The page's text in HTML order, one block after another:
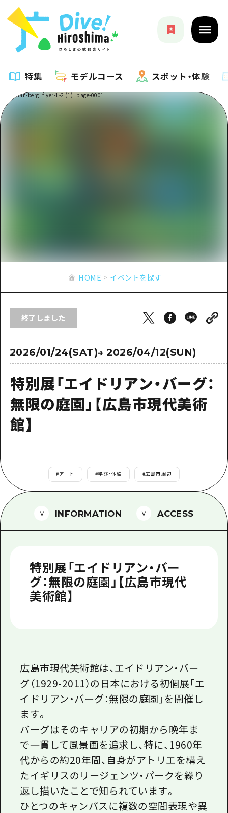
特集 モデルコース スポット・体験
ショッピング
ナイトライフ
世界遺産
学び・体験
歴史・文化
癒し
広島市周辺
安芸
備後
宮島周辺
山口県東部
弾丸
1泊2日
2泊3日
備後
備北
宮島周辺
山口県東部
愛媛県
島根県
お役立ち情報
アクセス
二次交通まとめ
施設の混雑状況のお知らせ
手荷物預かり・配送サービス
広島おもてなしパス
広島県を訪れる外国人旅行者向け情報一
ボランティアガイド
ユニバーサルツーリズム
よくあるご質問
メディア掲載情報
HOME
お問い合わせ
事業者・学校関係者の皆さま
HOME イベントを探す
終了しました
2026/01/24(SAT)→2026/04/12(SUN)
特別展「エイドリアン・バーグ：
無限の庭園」【広島市現代美術
館】
#アート #学び・体験 #広島市周辺
INFORMATION ACCESS
特別展「エイドリアン・バー
グ：無限の庭園」【広島市現代
美術館】
広島市現代美術館は、エイドリアン・バー
グ（1929-2011）の日本における初個展「エ
イドリアン・バーグ：無限の庭園」を開催し
ます。
バーグはそのキャリアの初期から晩年ま
で一貫して風景画を追求し、特に、1960年
代からの約20年間、自身がアトリエを構え
たイギリスのリージェンツ・パークを繰り
返し描いたことで知られています。
ひとつのキャンバスに複数の空間表現や異